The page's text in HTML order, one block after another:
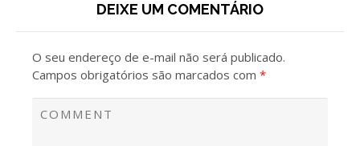
DEIXE UM COMENTÁRIO
O seu endereço de e-mail não será publicado.
Campos obrigatórios são marcados com *